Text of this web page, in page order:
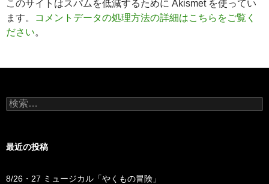
このサイトはスパムを低減するために Akismet を使ってい
ます。
コメントデータの処理方法の詳細はこちらをご覧く
ださい。
検
索:
最近の投稿
8/26・27 ミュージカル「やくもの冒険」